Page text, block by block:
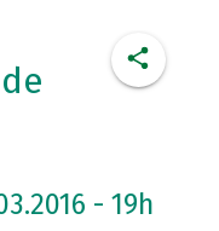
- 19h